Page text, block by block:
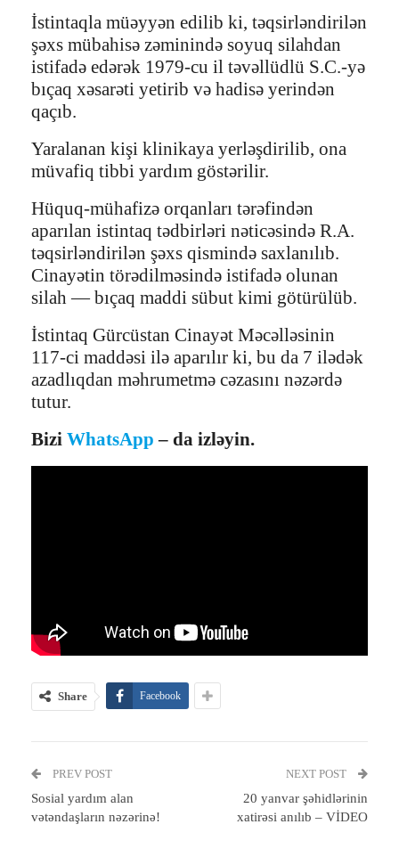
İstintaqla müəyyən edilib ki, təqsirləndirilən
şəxs mübahisə zəminində soyuq silahdan
istifadə edərək 1979-cu il təvəllüdlü S.C.-yə
bıçaq xəsarəti yetirib və hadisə yerindən
qaçıb.
Yaralanan kişi klinikaya yerləşdirilib, ona
müvafiq tibbi yardım göstərilir.
Hüquq-mühafizə orqanları tərəfindən
aparılan istintaq tədbirləri nəticəsində R.A.
təqsirləndirilən şəxs qismində saxlanılıb.
Cinayətin törədilməsində istifadə olunan
silah — bıçaq maddi sübut kimi götürülüb.
İstintaq Gürcüstan Cinayət Məcəlləsinin
117-ci maddəsi ilə aparılır ki, bu da 7 ilədək
azadlıqdan məhrumetmə cəzasını nəzərdə
tutur.
Bizi WhatsApp – da izləyin.
Share Facebook
PREV POST
Sosial yardım alan
vətəndaşların nəzərinə!
NEXT POST
20 yanvar şəhidlərinin
xatirəsi anılıb – VİDEO